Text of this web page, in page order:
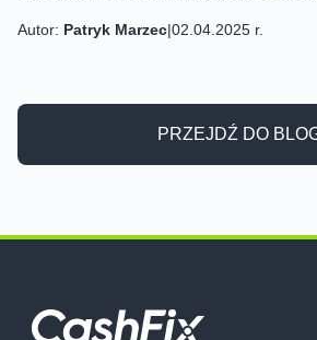
Autor: Patryk Marzec|02.04.2025 r.
PRZEJDŹ DO